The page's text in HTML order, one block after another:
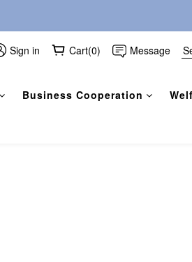
Sign in Cart(0) Message
Business Cooperation